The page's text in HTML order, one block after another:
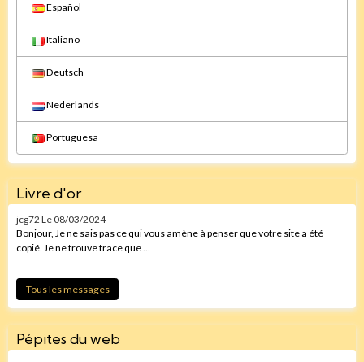
Español
Italiano
Deutsch
Nederlands
Portuguesa
Livre d'or
jcg72 Le 08/03/2024
Bonjour, Je ne sais pas ce qui vous amène à penser que votre site a été
copié. Je ne trouve trace que ...
Tous les messages
Pépites du web